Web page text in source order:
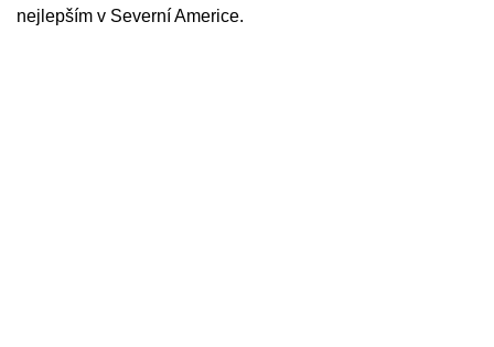
nejlepším v Severní Americe.